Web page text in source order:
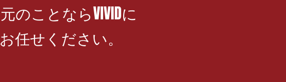
のことならVIVIDに
お任せください。